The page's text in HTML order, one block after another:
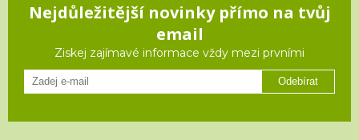
Nejdůležitější novinky přímo na tvůj
email
Ziskej zajímavé informace vždy mezi prvními
Odebírat